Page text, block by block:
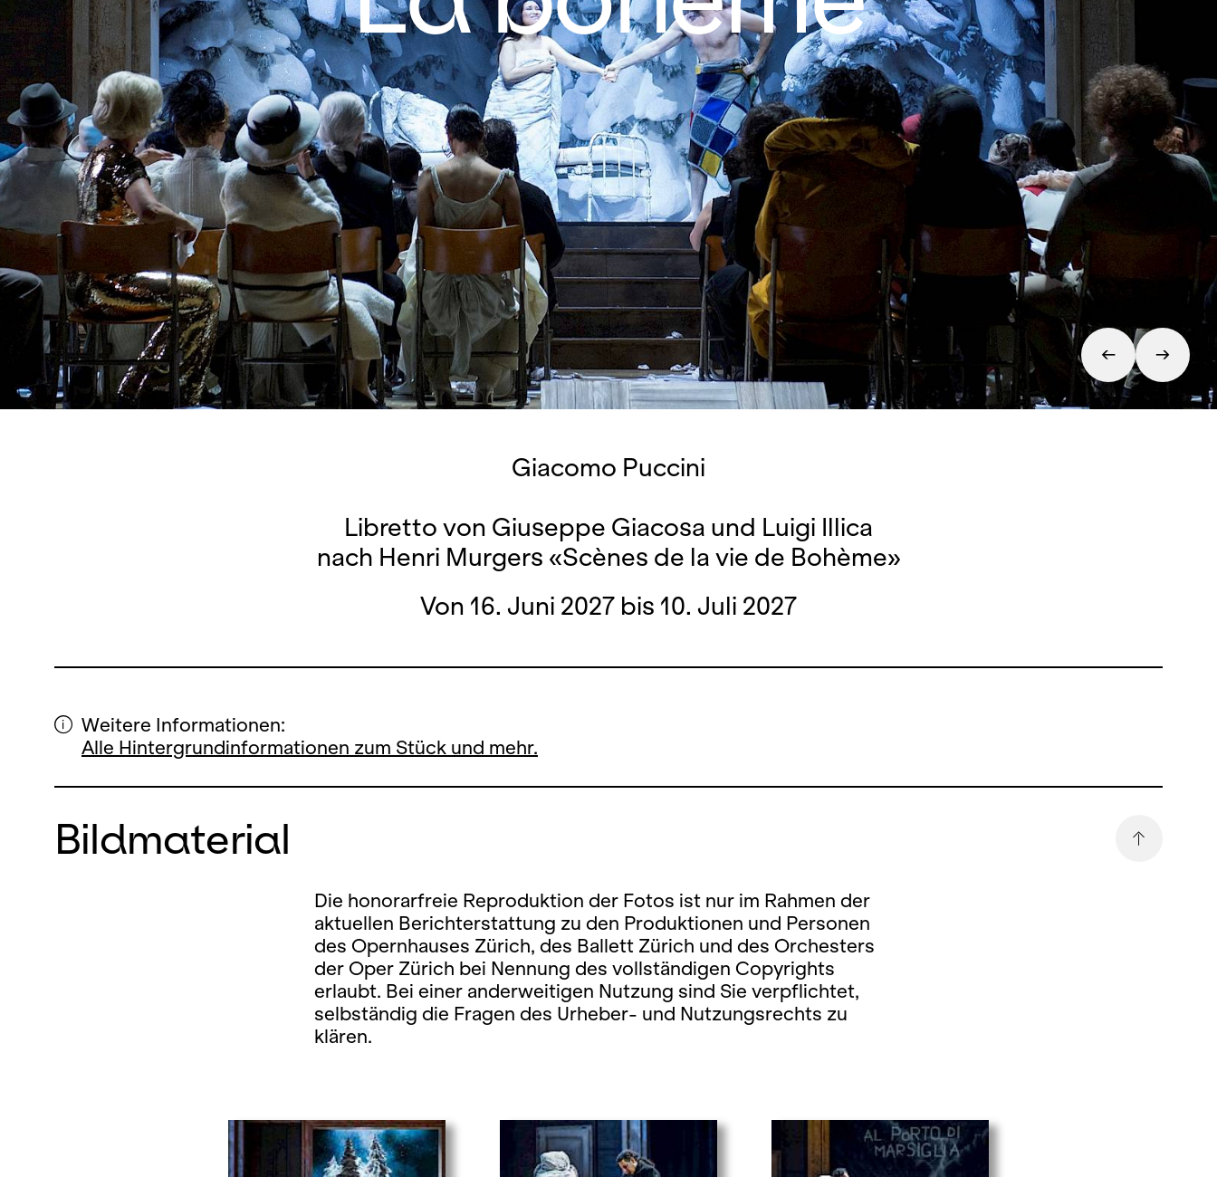
Giacomo Puccini
Libretto von Giuseppe Giacosa und Luigi Illica
nach Henri Murgers «Scènes de la vie de Bohème»
Von 16. Juni 2027 bis 10. Juli 2027
Weitere Informationen:
Alle Hintergrundinformationen zum Stück und mehr.
Bildmaterial
Die honorarfreie Reproduktion der Fotos ist nur im Rahmen der
aktuellen Berichterstattung zu den Produktionen und Personen
des Opernhauses Zürich, des Ballett Zürich und des Orchesters
der Oper Zürich bei Nennung des vollständigen Copyrights
erlaubt. Bei einer anderweitigen Nutzung sind Sie verpflichtet,
selbständig die Fragen des Urheber- und Nutzungsrechts zu
klären.